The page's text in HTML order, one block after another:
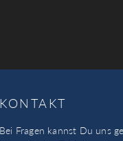
KONTAKT
Bei Fragen kannst Du uns